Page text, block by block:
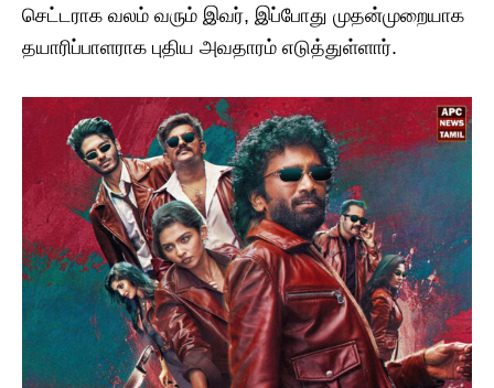
செட்டராக வலம் வரும் இவர், இப்போது முதன்முறையாக
தயாரிப்பாளராக புதிய அவதாரம் எடுத்துள்ளார்.